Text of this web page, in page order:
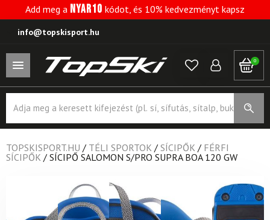
Add meg a NYAR10 kódot, és 10% kedvezményt kapsz
info@topskisport.hu
0
search
TOPSKISPORT.HU / TÉLI SPORTOK / SÍCIPŐK / FÉRFI
SÍCIPŐK / SÍCIPŐ SALOMON S/PRO SUPRA BOA 120 GW